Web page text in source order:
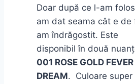
Doar după ce l-am
am dat seama cât e de
amîndrăgostit. Este
disponibilîn două
001 ROSE GOLD FEVER
DREAM. Culoare